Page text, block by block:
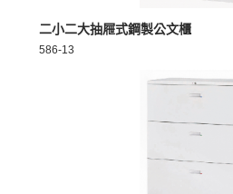
MORE >
二小二大抽屜式鋼製公文櫃
586-13